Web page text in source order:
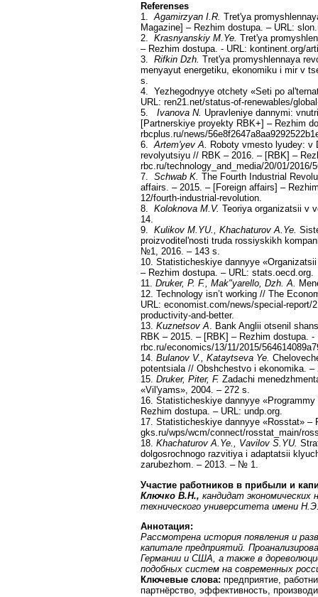
Referenses
1.Agamirzyan I.R. Tret'ya
Magazine] – Rezhim dostupa. – URL:
2. Krasnyanskiy M.Ye. Tret'ya
– Rezhim dostupa. - URL: kontinent.org/
3. Rifkin Dzh. Tret'ya promyshlennaya
menyayut energetiku, ekonomiku i mir v
s.
4. Yezhegodnyye otchety «Seti po
URL: ren21.net/status-of-renewables/
5. Ivanova N. Upravleniye dannymi:
[Partnerskiye proyekty RBK+] – Rezhim
rbcplus.ru/news/
6.Artem'yev A. Roboty vmesto lyudey: v
revolyutsiyu // RBK – 2016. – [RBK] –
rbc.ru/technology_and_media/20/01/2016/
7. Schwab K. The Fourth Industrial
affairs. – 2015. – [Foreign affairs] –
12/fourth-industrial-revolution.
8. Koloknova M.V. Teoriya organizatsii v
14.
9. Kulikov M.YU., Khachaturov A.Ye.
proizvoditel'nosti truda rossiyskikh
№1, 2016. – 143 s.
10. Statisticheskiye dannyye
– Rezhim dostupa. – URL: stats.oecd.org.
11. Druker, P. F., Mak"yarello, Dzh. A.
12. Technology isn’t working // The
URL: economist.com/news/special-report/
productivity-and-better.
13. Kuznetsov A. Bank Anglii otsenil
RBK – 2015. – [RBK] – Rezhim dostupa. -
rbc.ru/economics/13/11/2015/
14. Bulanov V., Kataytseva Ye.
potentsiala // Obshchestvo i ekonomika.
15. Druker, Piter, F. Zadachi
«Vil'yams», 2004. – 272 s.
16. Statisticheskiye dannyye
Rezhim dostupa. – URL: undp.org.
17. Statisticheskiye dannyye «Rosstat» –
gks.ru/wps/wcm/connect/rosstat_main/
18. Khachaturov A.Ye., Vavilov S.YU.
dolgosrochnogo razvitiya i adaptatsii
zarubezhom. – 2013. – № 1.
Участие работников в прибыли и
Ключко В.Н., кандидат экономических
технического университета имени
Аннотация:
Рассмотрена история появления и
капитале предприятий.
Германии и США, а также в
подобных систем на современных
Ключевые слова: предприятие,
партнёрство, эффективность,